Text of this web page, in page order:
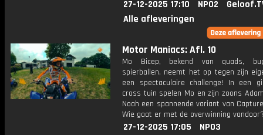
27-12-2025 17:10 NPO2
Alle afleveringen
Motor Maniacs: Afl. 10
Mo Bicep, bekend van quads,
spierballen, neemt het op tegen zijn
een spectaculaire challenge! In een
cross tuin spelen Mo en zijn zoons
Noah een spannende variant van
Wie gaat er met de overwinning
27-12-2025 17:05
NPO3